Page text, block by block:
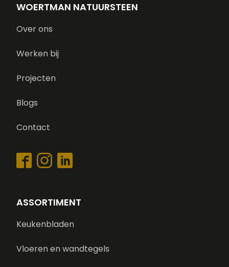
WOERTMAN NATUURSTEEN
Over ons
Werken bij
Projecten
Blogs
Contact
ASSORTIMENT
Keukenbladen
Vloeren en wandtegels